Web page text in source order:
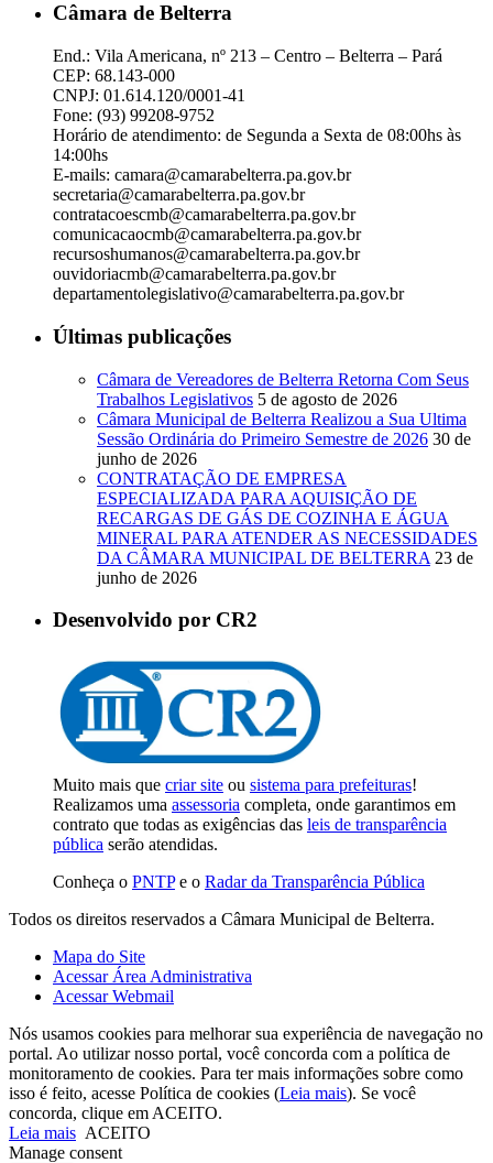
Câmara de Belterra
End.: Vila Americana, nº 213 – Centro – Belterra – Pará
CEP: 68.143-000
CNPJ: 01.614.120/0001-41
Fone: (93) 99208-9752
Horário de atendimento: de Segunda a Sexta de 08:00hs às
14:00hs
E-mails: camara@camarabelterra.pa.gov.br
secretaria@camarabelterra.pa.gov.br
contratacoescmb@camarabelterra.pa.gov.br
comunicacaocmb@camarabelterra.pa.gov.br
recursoshumanos@camarabelterra.pa.gov.br
ouvidoriacmb@camarabelterra.pa.gov.br
departamentolegislativo@camarabelterra.pa.gov.br
Últimas publicações
Câmara de Vereadores de Belterra Retorna Com Seus
Trabalhos Legislativos 5 de agosto de 2026
Câmara Municipal de Belterra Realizou a Sua Ultima
Sessão Ordinária do Primeiro Semestre de 2026 30 de
junho de 2026
CONTRATAÇÃO DE EMPRESA
ESPECIALIZADA PARA AQUISIÇÃO DE
RECARGAS DE GÁS DE COZINHA E ÁGUA
MINERAL PARA ATENDER AS NECESSIDADES
DA CÂMARA MUNICIPAL DE BELTERRA 23 de
junho de 2026
Desenvolvido por CR2
Muito mais que criar site ou sistema para prefeituras!
Realizamos uma assessoria completa, onde garantimos em
contrato que todas as exigências das leis de transparência
pública serão atendidas.
Conheça o PNTPe o Radar da Transparência Pública
Todos os direitos reservados a Câmara Municipal de Belterra.
Mapa do Site
Acessar Área Administrativa
Acessar Webmail
Nós usamos cookies para melhorar sua experiência de navegação no
portal. Ao utilizar nosso portal, você concorda com a política de
monitoramento de cookies. Para ter mais informações sobre como
isso é feito, acesse Política de cookies (Leia mais). Se você
concorda, clique em ACEITO.
Leia mais ACEITO
Manage consent